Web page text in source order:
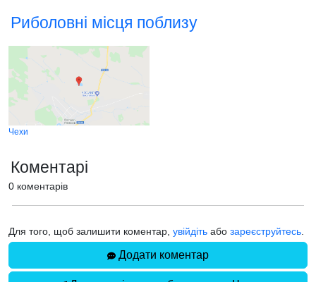
Риболовні місця поблизу
Чехи
Коментарі
0 коментарів
Для того, щоб залишити коментар, увійдіть або зареєструйтесь
Додати коментар